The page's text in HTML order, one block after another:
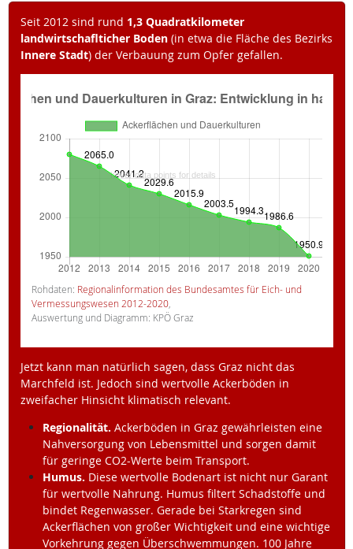
Seit 2012 sind rund 1,3 Quadratkilometer
landwirtschaflticher Boden(in etwa die Fläche des Bezirks
Innere Stadt) der Verbauung zum Opfer gefallen.
Rohdaten: Regionalinformation des Bundesamtes für Eich- und
Vermessungswesen 2012-2020,
Auswertung und Diagramm: KPÖ Graz
Jetzt kann man natürlich sagen, dass Graz nicht das
Marchfeld ist. Jedoch sind wertvolle Ackerböden in
zweifacher Hinsicht klimatisch relevant.
Regionalität. Ackerböden in Graz gewährleisten eine
Nahversorgung von Lebensmittel und sorgen damit
für geringe CO2-Werte beim Transport.
Humus. Diese wertvolle Bodenart ist nicht nur Garant
für wertvolle Nahrung. Humus filtert Schadstoffe und
bindet Regenwasser. Gerade bei Starkregen sind
Ackerflächen von großer Wichtigkeit und eine wichtige
Vorkehrung gegen Überschwemmungen. 100 Jahre